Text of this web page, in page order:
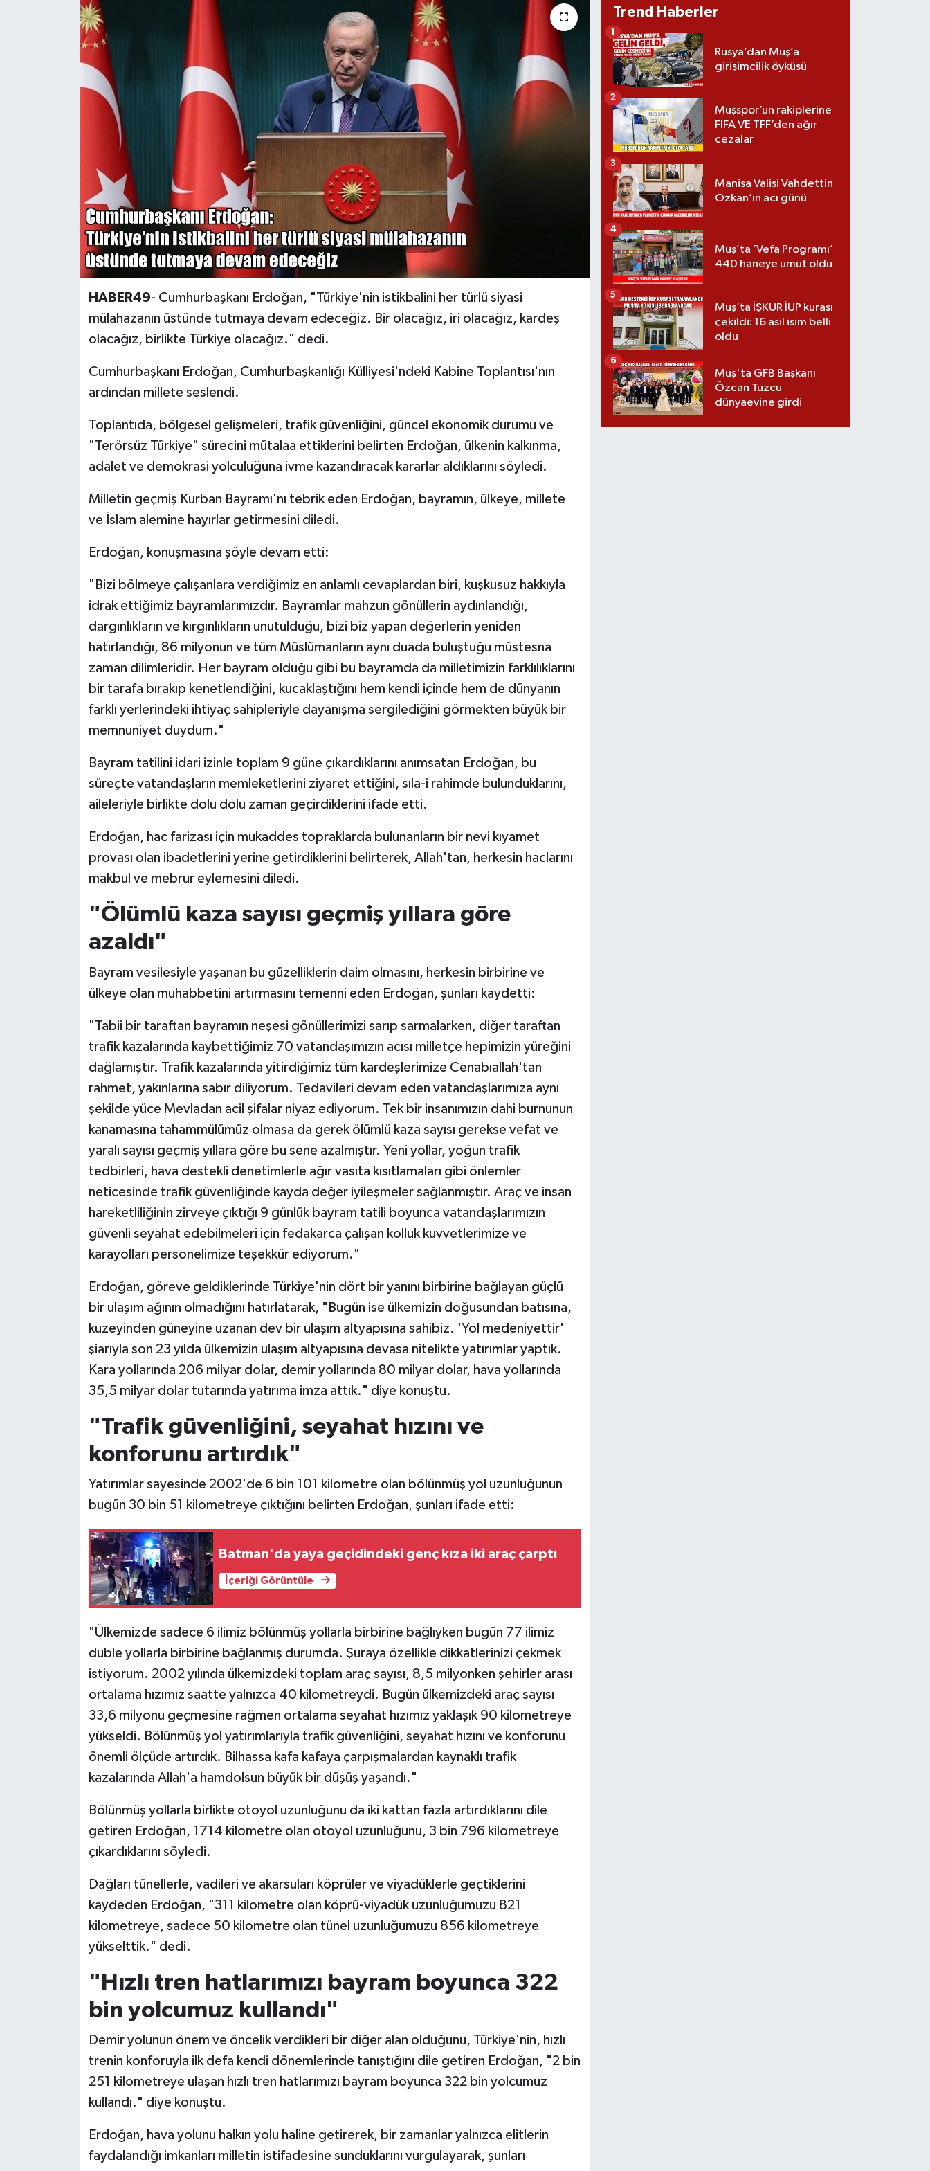
HABER49- Cumhurbaşkanı Erdoğan, "Türkiye'nin istikbalini her türlü siyasi
mülahazanın üstünde tutmaya devam edeceğiz. Bir olacağız, iri olacağız, kardeş
olacağız, birlikte Türkiye olacağız." dedi.
Cumhurbaşkanı Erdoğan, Cumhurbaşkanlığı Külliyesi'ndeki Kabine Toplantısı'nın
ardından millete seslendi.
Toplantıda, bölgesel gelişmeleri, trafik güvenliğini, güncel ekonomik durumu ve
"Terörsüz Türkiye" sürecini mütalaa ettiklerini belirten Erdoğan, ülkenin kalkınma,
adalet ve demokrasi yolculuğuna ivme kazandıracak kararlar aldıklarını söyledi.
Milletin geçmiş Kurban Bayramı'nı tebrik eden Erdoğan, bayramın, ülkeye, millete
ve İslam alemine hayırlar getirmesini diledi.
Erdoğan, konuşmasına şöyle devam etti:
"Bizi bölmeye çalışanlara verdiğimiz en anlamlı cevaplardan biri, kuşkusuz hakkıyla
idrak ettiğimiz bayramlarımızdır. Bayramlar mahzun gönüllerin aydınlandığı,
dargınlıkların ve kırgınlıkların unutulduğu, bizi biz yapan değerlerin yeniden
hatırlandığı, 86 milyonun ve tüm Müslümanların aynı duada buluştuğu müstesna
zaman dilimleridir. Her bayram olduğu gibi bu bayramda da milletimizin farklılıklarını
bir tarafa bırakıp kenetlendiğini, kucaklaştığını hem kendi içinde hem de dünyanın
farklı yerlerindeki ihtiyaç sahipleriyle dayanışma sergilediğini görmekten büyük bir
memnuniyet duydum."
Bayram tatilini idari izinle toplam 9 güne çıkardıklarını anımsatan Erdoğan, bu
süreçte vatandaşların memleketlerini ziyaret ettiğini, sıla-i rahimde bulunduklarını,
aileleriyle birlikte dolu dolu zaman geçirdiklerini ifade etti.
Erdoğan, hac farizası için mukaddes topraklarda bulunanların bir nevi kıyamet
provası olan ibadetlerini yerine getirdiklerini belirterek, Allah'tan, herkesin haclarını
makbul ve mebrur eylemesini diledi.
"Ölümlü kaza sayısı geçmiş yıllara göre
azaldı"
Bayram vesilesiyle yaşanan bu güzelliklerin daim olmasını, herkesin birbirine ve
ülkeye olan muhabbetini artırmasını temenni eden Erdoğan, şunları kaydetti:
"Tabii bir taraftan bayramın neşesi gönüllerimizi sarıp sarmalarken, diğer taraftan
trafik kazalarında kaybettiğimiz 70 vatandaşımızın acısı milletçe hepimizin yüreğini
dağlamıştır. Trafik kazalarında yitirdiğimiz tüm kardeşlerimize Cenabıallah'tan
rahmet, yakınlarına sabır diliyorum. Tedavileri devam eden vatandaşlarımıza aynı
şekilde yüce Mevladan acil şifalar niyaz ediyorum. Tek bir insanımızın dahi burnunun
kanamasına tahammülümüz olmasa da gerek ölümlü kaza sayısı gerekse vefat ve
yaralı sayısı geçmiş yıllara göre bu sene azalmıştır. Yeni yollar, yoğun trafik
tedbirleri, hava destekli denetimlerle ağır vasıta kısıtlamaları gibi önlemler
neticesinde trafik güvenliğinde kayda değer iyileşmeler sağlanmıştır. Araç ve insan
hareketliliğinin zirveye çıktığı 9 günlük bayram tatili boyunca vatandaşlarımızın
güvenli seyahat edebilmeleri için fedakarca çalışan kolluk kuvvetlerimize ve
karayolları personelimize teşekkür ediyorum."
Erdoğan, göreve geldiklerinde Türkiye'nin dört bir yanını birbirine bağlayan güçlü
bir ulaşım ağının olmadığını hatırlatarak, "Bugün ise ülkemizin doğusundan batısına,
kuzeyinden güneyine uzanan dev bir ulaşım altyapısına sahibiz. 'Yol medeniyettir'
şiarıyla son 23 yılda ülkemizin ulaşım altyapısına devasa nitelikte yatırımlar yaptık.
Kara yollarında 206 milyar dolar, demir yollarında 80 milyar dolar, hava yollarında
35,5 milyar dolar tutarında yatırıma imza attık." diye konuştu.
"Trafik güvenliğini, seyahat hızını ve
konforunu artırdık"
Yatırımlar sayesinde 2002'de 6 bin 101 kilometre olan bölünmüş yol uzunluğunun
bugün 30 bin 51 kilometreye çıktığını belirten Erdoğan, şunları ifade etti:
Batman'da yaya geçidindeki genç kıza iki araç çarptı
İçeriği Görüntüle
"Ülkemizde sadece 6 ilimiz bölünmüş yollarla birbirine bağlıyken bugün 77 ilimiz
duble yollarla birbirine bağlanmış durumda. Şuraya özellikle dikkatlerinizi çekmek
istiyorum. 2002 yılında ülkemizdeki toplam araç sayısı, 8,5 milyonken şehirler arası
ortalama hızımız saatte yalnızca 40 kilometreydi. Bugün ülkemizdeki araç sayısı
33,6 milyonu geçmesine rağmen ortalama seyahat hızımız yaklaşık 90 kilometreye
yükseldi. Bölünmüş yol yatırımlarıyla trafik güvenliğini, seyahat hızını ve konforunu
önemli ölçüde artırdık. Bilhassa kafa kafaya çarpışmalardan kaynaklı trafik
kazalarında Allah'a hamdolsun büyük bir düşüş yaşandı."
Bölünmüş yollarla birlikte otoyol uzunluğunu da iki kattan fazla artırdıklarını dile
getiren Erdoğan, 1714 kilometre olan otoyol uzunluğunu, 3 bin 796 kilometreye
çıkardıklarını söyledi.
Dağları tünellerle, vadileri ve akarsuları köprüler ve viyadüklerle geçtiklerini
kaydeden Erdoğan, "311 kilometre olan köprü-viyadük uzunluğumuzu 821
kilometreye, sadece 50 kilometre olan tünel uzunluğumuzu 856 kilometreye
yükselttik." dedi.
"Hızlı tren hatlarımızı bayram boyunca 322
bin yolcumuz kullandı"
Demir yolunun önem ve öncelik verdikleri bir diğer alan olduğunu, Türkiye'nin, hızlı
trenin konforuyla ilk defa kendi dönemlerinde tanıştığını dile getiren Erdoğan, "2 bin
251 kilometreye ulaşan hızlı tren hatlarımızı bayram boyunca 322 bin yolcumuz
kullandı." diye konuştu.
Erdoğan, hava yolunu halkın yolu haline getirerek, bir zamanlar yalnızca elitlerin
faydalandığı imkanları milletin istifadesine sunduklarını vurgulayarak, şunları
Trend Haberler
Rusya’dan Muş’a
girişimcilik öyküsü
1
Muşspor’un rakiplerine
FIFA VE TFF’den ağır
cezalar
2
Manisa Valisi Vahdettin
Özkan’ın acı günü
3
Muş’ta ‘Vefa Programı’
440 haneye umut oldu
4
Muş’ta İŞKUR İUP kurası
çekildi: 16 asil isim belli
oldu
5
Muş'ta GFB Başkanı
Özcan Tuzcu
dünyaevine girdi
6
Siyaset
Teknoloji
Kültür Sanat
Malazgirt